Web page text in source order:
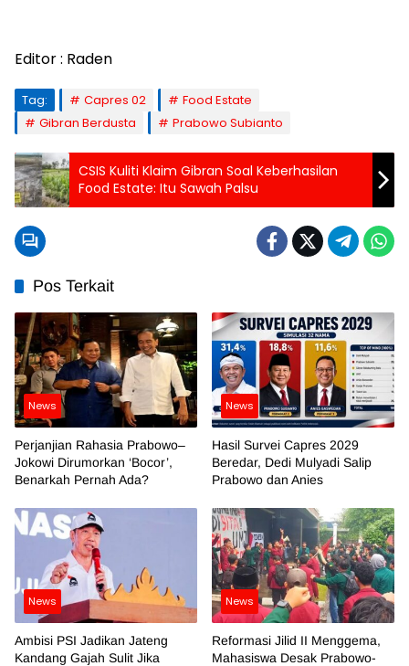
Editor : Raden
Tag: Capres 02
Food Estate
Gibran Berdusta
Prabowo Subianto
CSIS Kuliti Klaim Gibran Soal Keberhasilan
Food Estate: Itu Sawah Palsu
Pos Terkait
News
Perjanjian Rahasia Prabowo–
Jokowi Dirumorkan ‘Bocor’,
Benarkah Pernah Ada?
News
Hasil Survei Capres 2029
Beredar, Dedi Mulyadi Salip
Prabowo dan Anies
News
Ambisi PSI Jadikan Jateng
Kandang Gajah Sulit Jika
News
Reformasi Jilid II Menggema,
Mahasiswa Desak Prabowo-